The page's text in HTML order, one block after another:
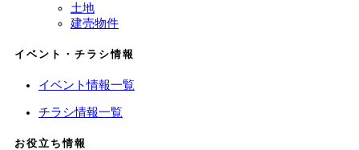
土地
建売物件
イベント・チラシ情報
イベント情報一覧
チラシ情報一覧
お役立ち情報